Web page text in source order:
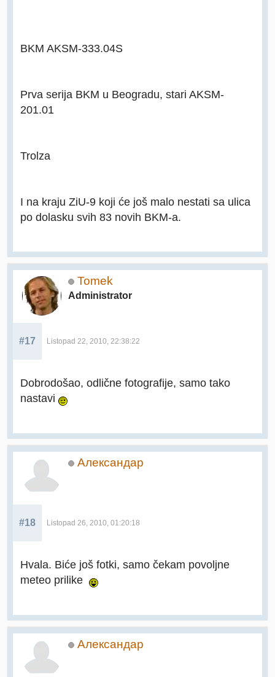
BKM AKSM-333.04S
Prva serija BKM u Beogradu, stari AKSM-
201.01
Trolza
I na kraju ZiU-9 koji će još malo nestati sa ulica
po dolasku svih 83 novih BKM-a.
Tomek
Administrator
#17 Listopad 22, 2010, 22:38:22
Dobrodošao, odlične fotografije, samo tako
nastavi
Александар
#18 Listopad 26, 2010, 01:20:18
Hvala. Biće još fotki, samo čekam povoljne
meteo prilike
Александар